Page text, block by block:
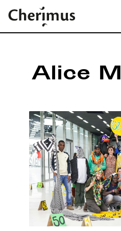
Alice